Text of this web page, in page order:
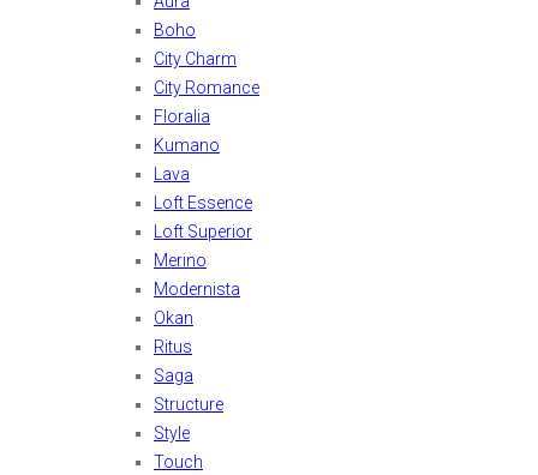
Boho
City Charm
City Romance
Floralia
Kumano
Lava
Loft Essence
Loft Superior
Merino
Modernista
Okan
Ritus
Saga
Structure
Style
Touch